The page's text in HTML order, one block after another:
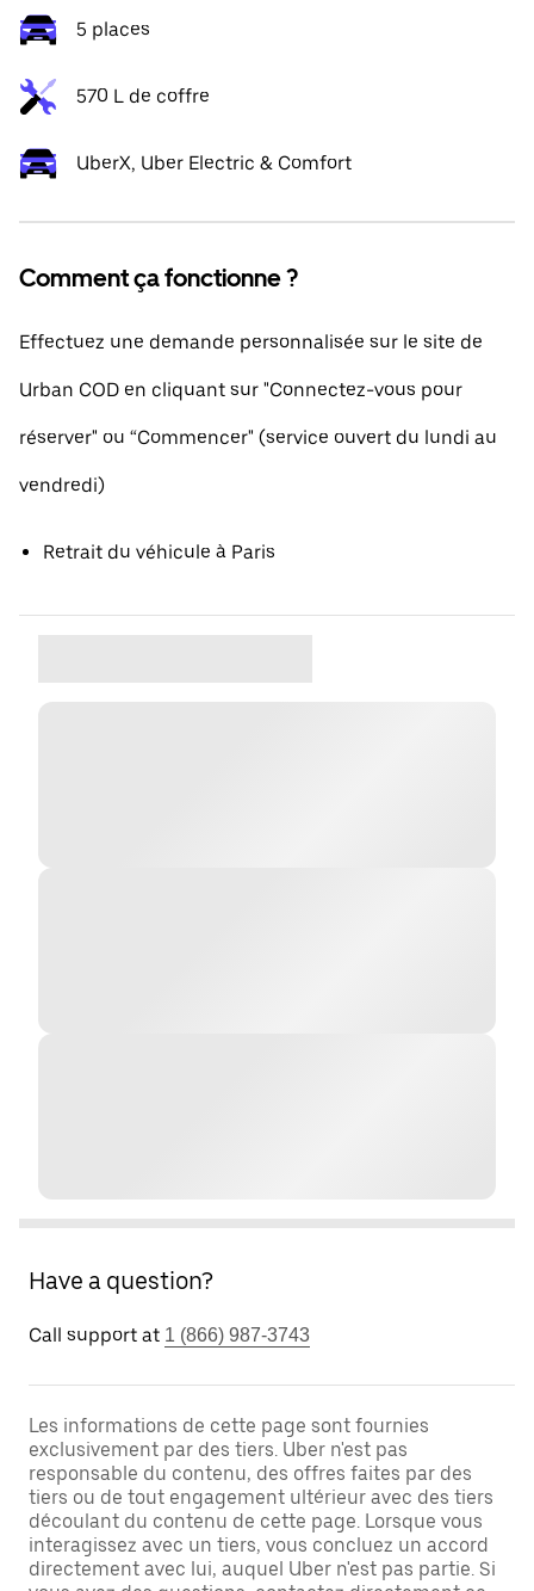
5 places
570 L de coffre
UberX, Uber Electric & Comfort
Comment ça fonctionne ?
Effectuez une demande personnalisée sur le site de
Urban COD en cliquant sur "Connectez-vous pour
réserver" ou “Commencer" (service ouvert du lundi au
vendredi)
Retrait du véhicule à Paris
Have a question?
Call support at 1 (866) 987-3743
Les informations de cette page sont fournies
exclusivement par des tiers. Uber n'est pas
responsable du contenu, des offres faites par des
tiers ou de tout engagement ultérieur avec des tiers
découlant du contenu de cette page. Lorsque vous
interagissez avec un tiers, vous concluez un accord
directement avec lui, auquel Uber n'est pas partie. Si